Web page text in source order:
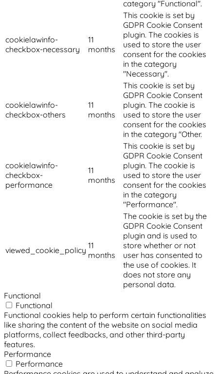
category "Functional".
cookielawinfo-
checkbox-necessary
11
months
This cookie is set by
GDPR Cookie Consent
plugin. The cookies is
used to store the user
consent for the cookies
in the category
"Necessary".
cookielawinfo-
checkbox-others
11
months
This cookie is set by
GDPR Cookie Consent
plugin. The cookie is
used to store the user
consent for the cookies
in the category "Other.
cookielawinfo-
checkbox-
performance
11
months
This cookie is set by
GDPR Cookie Consent
plugin. The cookie is
used to store the user
consent for the cookies
in the category
"Performance".
viewed_cookie_policy 11
months
The cookie is set by the
GDPR Cookie Consent
plugin and is used to
store whether or not
user has consented to
the use of cookies. It
does not store any
personal data.
Functional
Functional
Functional cookies help to perform certain functionalities
like sharing the content of the website on social media
platforms, collect feedbacks, and other third-party
features.
Performance
Performance